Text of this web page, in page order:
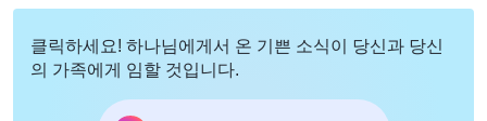
클릭하세요! 하나님에게서 온 기쁜 소식이 당신과 당신
의 가족에게 임할 것입니다.